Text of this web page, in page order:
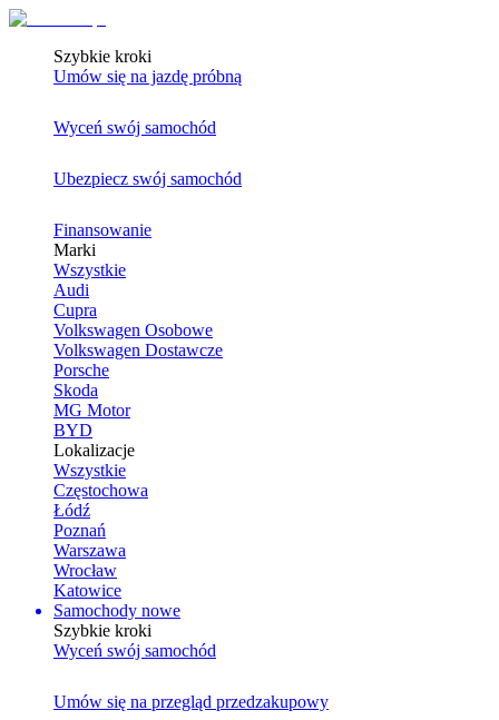
Szybkie kroki
Umów się na jazdę próbną
Wyceń swój samochód
Ubezpiecz swój samochód
Finansowanie
Marki
Wszystkie
Audi
Cupra
Volkswagen Osobowe
Volkswagen Dostawcze
Porsche
Skoda
MG Motor
BYD
Lokalizacje
Wszystkie
Częstochowa
Łódź
Poznań
Warszawa
Wrocław
Katowice
Samochody nowe
Szybkie kroki
Wyceń swój samochód
Umów się na przegląd przedzakupowy